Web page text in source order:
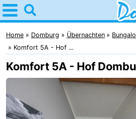
Home
Domburg
Tipps
Für
kindern
Webcam
Home Domburg Übernachten
Komfort 5A - Hof ...
Komfort 5A - Hof